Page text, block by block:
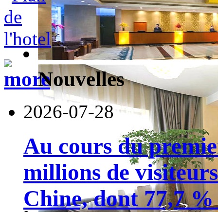
Nouvelles
2026-07-28
Au cours du
millions de
Chine, dont 77,7 %